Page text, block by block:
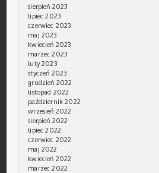
sierpień 2023
lipiec 2023
czerwiec 2023
maj 2023
kwiecień 2023
marzec 2023
luty 2023
styczeń 2023
grudzień 2022
listopad 2022
październik 2022
wrzesień 2022
sierpień 2022
lipiec 2022
czerwiec 2022
maj 2022
kwiecień 2022
marzec 2022